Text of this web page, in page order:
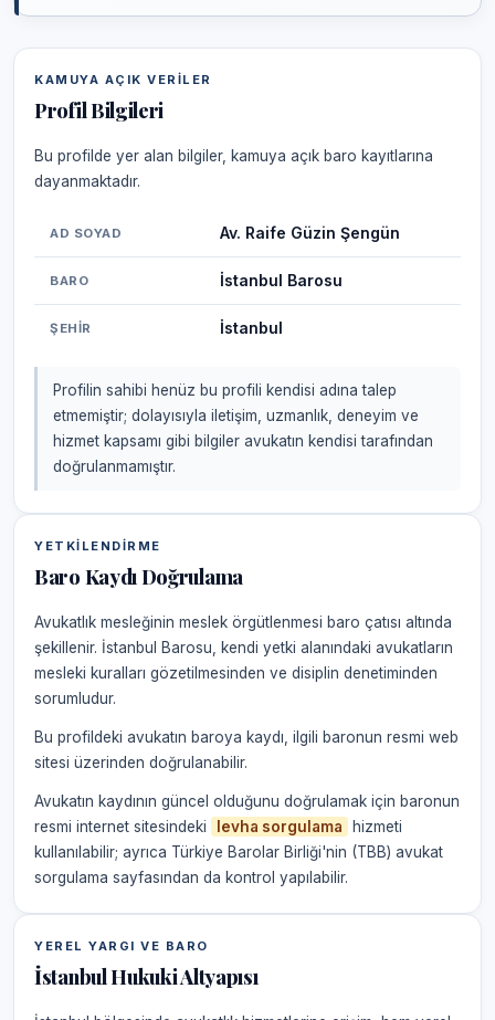
KAMUYA AÇIK VERILER
Profil Bilgileri
Bu profilde yer alan bilgiler, kamuya açık baro kayıtlarına
dayanmaktadır.
AD SOYAD Av. Raife Güzin Şengün
BARO İstanbul Barosu
ŞEHIR İstanbul
Profilin sahibi henüz bu profili kendisi adına talep
etmemiştir; dolayısıyla iletişim, uzmanlık, deneyim ve
hizmet kapsamı gibi bilgiler avukatın kendisi tarafından
doğrulanmamıştır.
YETKILENDIRME
Baro Kaydı Doğrulama
Avukatlık mesleğinin meslek örgütlenmesi baro çatısı altında
şekillenir. İstanbul Barosu, kendi yetki alanındaki avukatların
mesleki kuralları gözetilmesinden ve disiplin denetiminden
sorumludur.
Bu profildeki avukatın baroya kaydı, ilgili baronun resmi web
sitesi üzerinden doğrulanabilir.
Avukatın kaydının güncel olduğunu doğrulamak için baronun
resmi internet sitesindeki
levha sorgulama
hizmeti
kullanılabilir; ayrıca Türkiye Barolar Birliği'nin (TBB) avukat
sorgulama sayfasından da kontrol yapılabilir.
YEREL YARGI VE BARO
İstanbul Hukuki Altyapısı